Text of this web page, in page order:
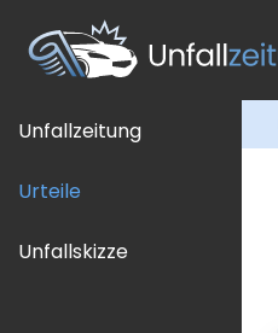
Unfallzeitung
Urteile
Unfallskizze